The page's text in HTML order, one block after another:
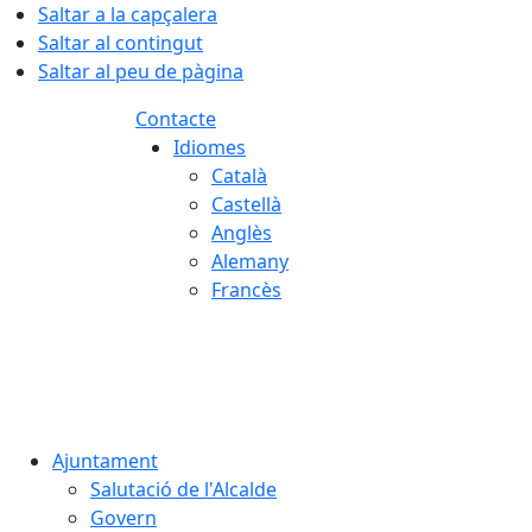
Saltar a la capçalera
Saltar al contingut
Saltar al peu de pàgina
Contacte
Idiomes
Català
Castellà
Anglès
Alemany
Francès
Ajuntament
Salutació de l'Alcalde
Govern